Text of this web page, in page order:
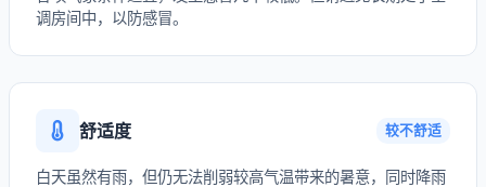
调房间中，以防感冒。
舒适度 较不舒适
白天虽然有雨，但仍无法削弱较高气温带来的暑意，同时降雨